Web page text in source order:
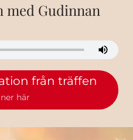
med Gudinnan
från träffen
här